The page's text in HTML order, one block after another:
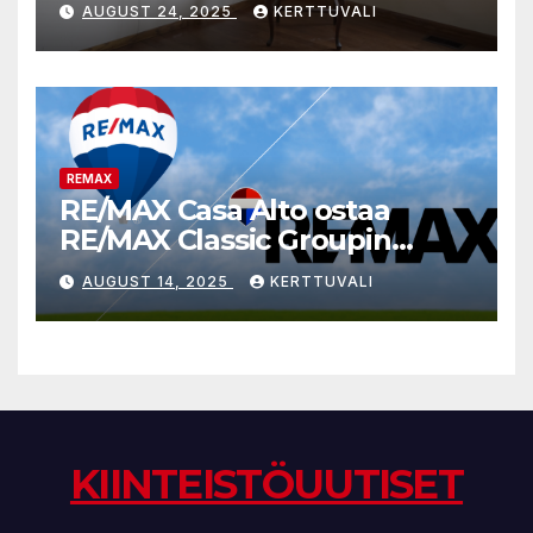
kypsyneet myyjät joustavat
kauppahinnoissa
AUGUST 24, 2025 KERTTUVALI
REMAX
RE/MAX Casa Alto ostaa
RE/MAX Classic Groupin
liiketoiminnan
AUGUST 14, 2025 KERTTUVALI
KIINTEISTÖUUTISET